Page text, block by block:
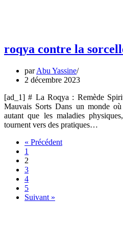
roqya contre la
parAbu Yassine
2 décembre 2023
[ad_1] # La Roqya : Remède
Mauvais Sorts Dans un monde
autant que les maladies
tournent vers des pratiques…
« Précédent
1
2
3
4
5
Suivant »